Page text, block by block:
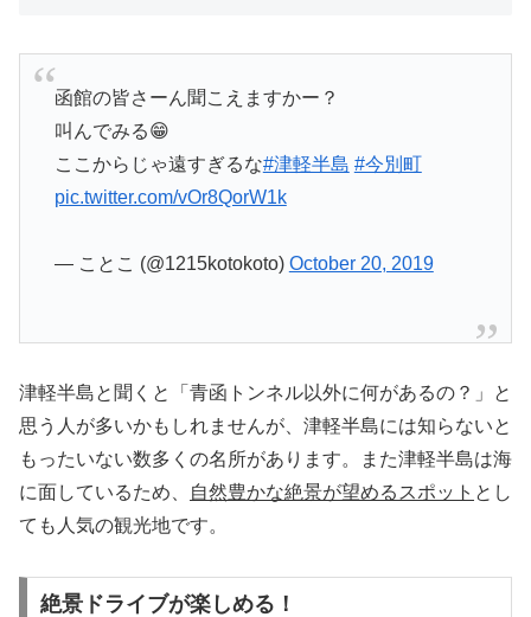
函館の皆さーん聞こえますかー？
叫んでみる😁
ここからじゃ遠すぎるな#津軽半島 #今別町
pic.twitter.com/vOr8QorW1k
— ことこ (@1215kotokoto) October 20, 2019
津軽半島と聞くと「青函トンネル以外に何があるの？」と
思う人が多いかもしれませんが、津軽半島には知らないと
もったいない数多くの名所があります。また津軽半島は海
に面しているため、
自然豊かな絶景が望めるスポット とし
ても人気の観光地です。
絶景ドライブが楽しめる！